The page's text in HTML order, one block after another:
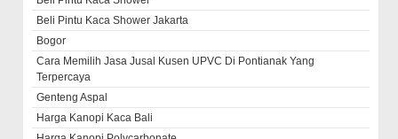
Beli Pintu Kaca Shower Jakarta
Bogor
Cara Memilih Jasa Jusal Kusen UPVC Di Pontianak Yang
Terpercaya
Genteng Aspal
Harga Kanopi Kaca Bali